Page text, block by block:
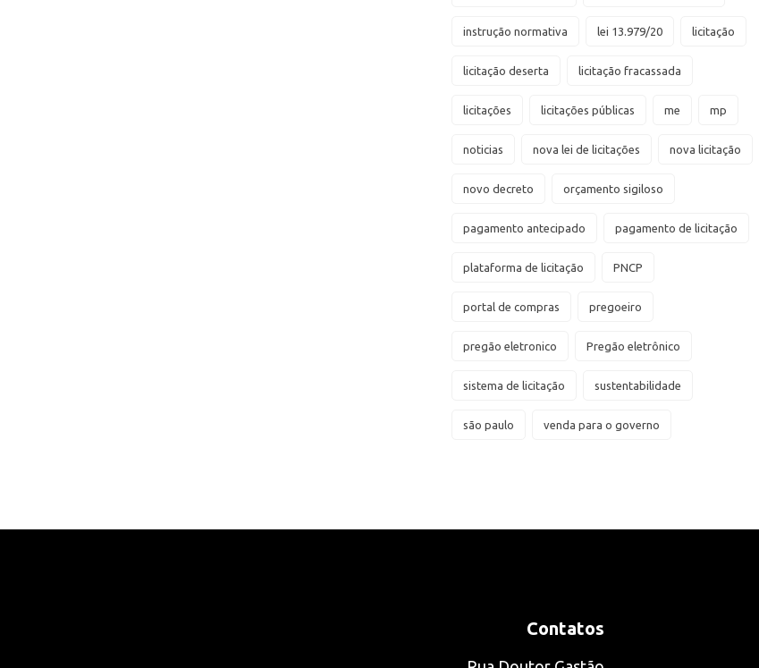
instrução normativa lei 13.979/20 licitação
licitação deserta licitação fracassada
licitações licitações públicas me mp
noticias nova lei de licitações nova licitação
novo decreto orçamento sigiloso
pagamento antecipado pagamento de licitação
plataforma de licitação PNCP
portal de compras pregoeiro
pregão eletronico Pregão eletrônico
sistema de licitação sustentabilidade
são paulo venda para o governo
Contatos